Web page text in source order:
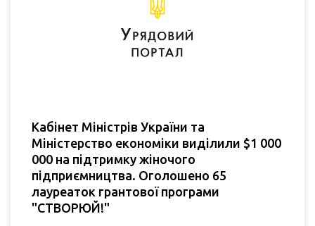
Кабінет Міністрів України та
Міністерство економіки виділили $1 000
000 на підтримку жіночого
підприємництва. Оголошено 65
лауреаток грантової програми
"СТВОРЮЙ!"